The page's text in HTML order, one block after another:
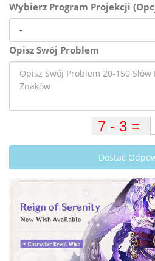
Wybierz Program Projekcji
Opisz Swój Problem
Dostać